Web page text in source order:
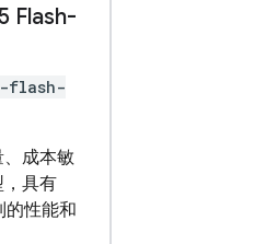
Flash-
flash-
成本敏
具有
的性能和